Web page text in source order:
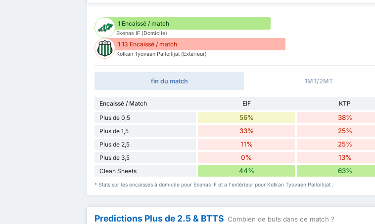
1 Encaissé / match
Ekenas IF (Domicile)
1.13 Encaissé / match
Kotkan Tyovaen Palloilijat (Extérieur)
fin du match 1MT/2MT
Encaissé / Match EIF
KTP
Plus de 0,5
56% 38%
Plus de 1,5 33% 25%
Plus de 2,5 11% 25%
Plus de 3,5 0% 13%
Clean Sheets 44% 63%
* Stats sur les encaissés à domicile pour Ekenas IF et a l'extérieur pour Kotkan Tyovaen Palloilijat .
Predictions Plus de 2.5 & BTTS Combien de buts dans ce match ?